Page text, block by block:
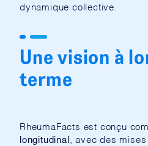
dynamique collective.
Une vision à
terme
RheumaFacts est conçu
longitudinal , avec des